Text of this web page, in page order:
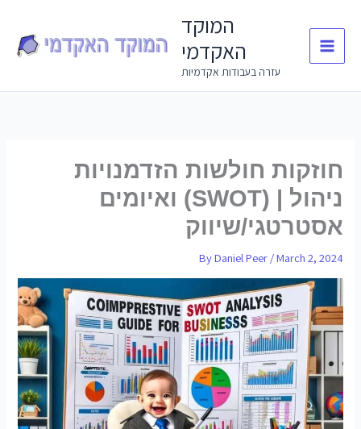
content
המוקד
האקדמי
עזרה בעבודות אקדמיות
חוזקות חולשות הזדמנויות
ואיומים (SWOT) | ניהול
אסטרטגי/שיווק
ByDaniel Peer /March 2, 2024